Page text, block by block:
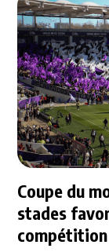
Coupe du
stades
compétition